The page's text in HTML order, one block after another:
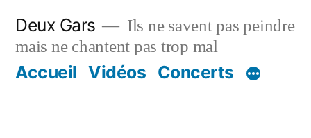
contenu
Deux Gars
Ils ne savent pas peindre
mais ne chantent pas trop mal
Accueil Vidéos Concerts